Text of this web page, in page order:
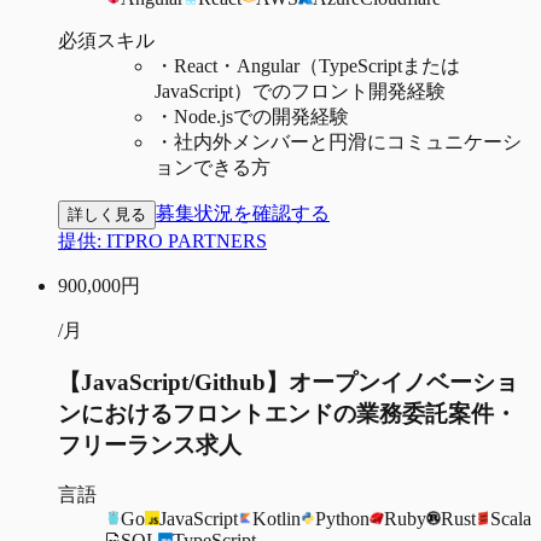
必須スキル
・ React・Angular（TypeScriptまたは
JavaScript）でのフロント開発経験
・ Node.jsでの開発経験
・ 社内外メンバーと円滑にコミュニケーシ
ョンできる方
詳しく見る 募集状況を確認する
提供: ITPRO PARTNERS
900,000円
/月
【JavaScript/Github】オープンイノベーショ
ンにおけるフロントエンドの業務委託案件・
フリーランス求人
言語
Go
JavaScript Kotlin Python Ruby Rust
Scala